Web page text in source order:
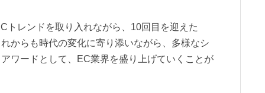
トレンドを取り入れながら、10回目を迎えた
からも時代の変化に寄り添いながら、多様なシ
ワードとして、EC業界を盛り上げていくことが